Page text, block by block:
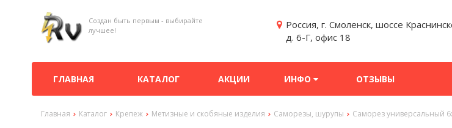
Создан быть первым - выбирайте
лучшее!
Россия, г. Смоленск, шоссе
д. 6-Г, офис 18
ГЛАВНАЯ КАТАЛОГ АКЦИИ ИНФО ОТЗЫВЫ
Главная Каталог Крепеж Метизные и скобяные изделия Саморезы, шурупы Саморез универсальный